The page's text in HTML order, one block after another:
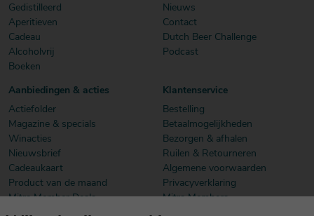
Gedistilleerd
Aperitieven
Cadeau
Alcoholvrij
Boeken
Nieuws
Contact
Dutch Beer Challenge
Podcast
Aanbiedingen & acties
Actiefolder
Magazine & specials
Winacties
Nieuwsbrief
Cadeaukaart
Product van de maand
Mitra Member Deals
Klantenservice
Bestelling
Betaalmogelijkheden
Bezorgen & afhalen
Ruilen & Retourneren
Algemene voorwaarden
Privacyverklaring
Mitra Members